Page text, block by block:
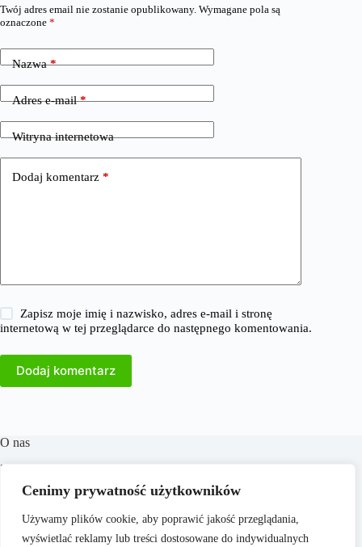
Cenimy prywatność użytkowników
Używamy plików cookie, aby poprawić jakość przeglądania,
wyświetlać reklamy lub treści dostosowane do indywidualnych
Twój adres email nie zostanie opublikowany. Wymagane pola są
oznaczone *
Nazwa*
Adres e-mail*
Witryna internetowa
Dodaj komentarz *
Zapisz moje imię i nazwisko, adres e-mail i stronę
internetową w tej przeglądarce do następnego komentowania.
Dodaj komentarz
O nas
​38Milionow.pl to portal internetowy oferujący aktualne
informacje i analizy z dziedzin takich jak biznes, finanse,
praca, technologia, marketing i prawo. Naszym celem jest
dostarczanie rzetelnych treści, które wspierają czytelników w
podejmowaniu świadomych decyzji oraz inspirują do
działania. Dbamy o to, aby nasze artykuły były zrozumiałe i